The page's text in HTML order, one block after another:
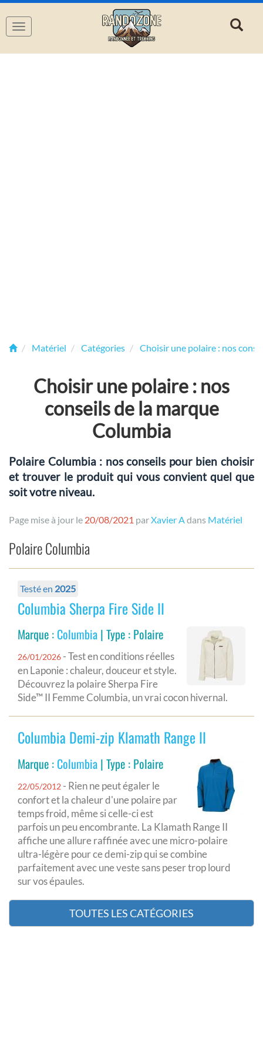
Navigation
Matériel Catégories Choisir une polaire : nos
Choisir une polaire : nos
conseils de la marque
Columbia
Polaire Columbia : nos conseils pour bien choisir
et trouver le produit qui vous convient quel que
soit votre niveau.
Page mise à jour le 20/08/2021 parXavier Adans Matériel
Polaire Columbia
Testé en 2025
Columbia Sherpa Fire Side II
Marque : Columbia | Type : Polaire
26/01/2026 - Test en conditions réelles
en Laponie : chaleur, douceur et style.
Découvrez la polaire Sherpa Fire
Side™ II Femme Columbia, un vrai cocon hivernal.
Columbia Demi-zip Klamath Range II
Marque : Columbia | Type : Polaire
22/05/2012 - Rien ne peut égaler le
confort et la chaleur d'une polaire par
temps froid, même si celle-ci est
parfois un peu encombrante. La Klamath Range II
affiche une allure raffinée avec une micro-polaire
ultra-légère pour ce demi-zip qui se combine
parfaitement avec une veste sans peser trop lourd
sur vos épaules.
TOUTES LES CATÉGORIES